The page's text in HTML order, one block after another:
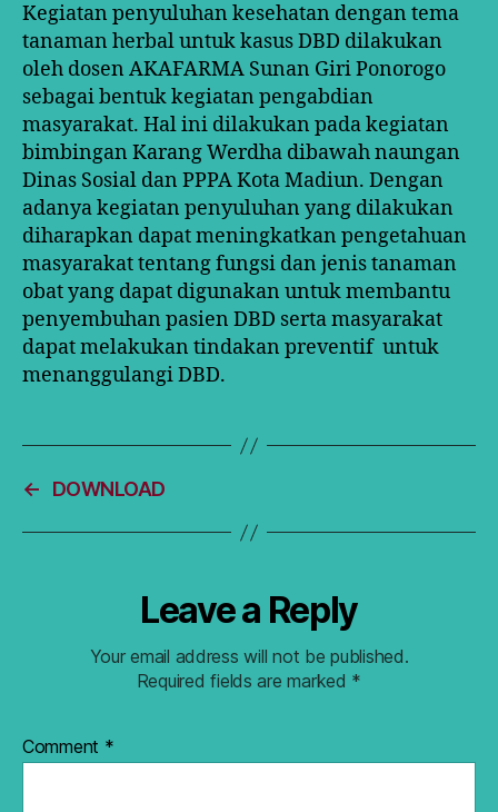
Kegiatan penyuluhan kesehatan dengan tema
tanaman herbal untuk kasus DBD dilakukan
oleh dosen AKAFARMA Sunan Giri Ponorogo
sebagai bentuk kegiatan pengabdian
masyarakat. Hal ini dilakukan pada kegiatan
bimbingan Karang Werdha dibawah naungan
Dinas Sosial dan PPPA Kota Madiun. Dengan
adanya kegiatan penyuluhan yang dilakukan
diharapkan dapat meningkatkan pengetahuan
masyarakat tentang fungsi dan jenis tanaman
obat yang dapat digunakan untuk membantu
penyembuhan pasien DBD serta masyarakat
dapat melakukan tindakan preventif untuk
menanggulangi DBD.
← DOWNLOAD
Leave a Reply
Your email address will not be published.
Required fields are marked *
Comment *